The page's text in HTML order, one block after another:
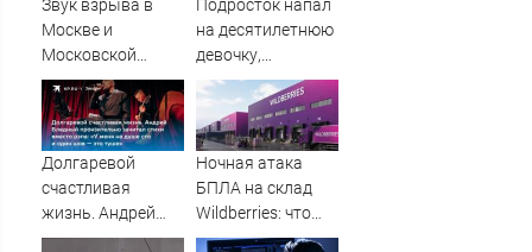
Звук взрыва в
Москве и
Московской
области 7 августа
2026 года:
Причины,
источник, откуда
Подросток напал
на десятилетнюю
девочку,
ворвавшись в
квартиру
Долгаревой
счастливая
жизнь. Андрей
Бледный
Ночная атака
БПЛА на склад
Wildberries: что
известно об